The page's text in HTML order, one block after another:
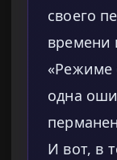
своего
времени
«Режиме
одна
И вот, в